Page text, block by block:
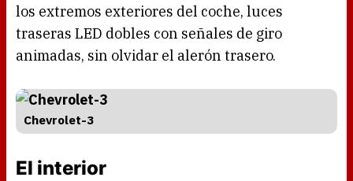
los extremos exteriores del coche, luces
traseras LED dobles con señales de giro
animadas, sin olvidar el alerón trasero.
Chevrolet-3
El interior